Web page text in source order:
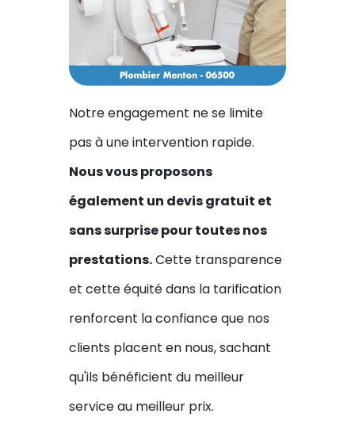
Notre engagement ne se limite
pas à une intervention rapide.
Nous vous proposons
également un devis gratuit et
sans surprise pour toutes nos
prestations.Cette transparence
et cette équité dans la tarification
renforcent la confiance que nos
clients placent en nous, sachant
qu'ils bénéficient du meilleur
service au meilleur prix.